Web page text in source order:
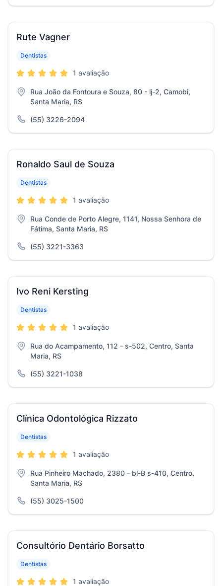
Rute Vagner
Dentistas
1 avaliação
Rua João da Fontoura e Souza, 80 - lj-2, Camobi,
Santa Maria, RS
(55) 3226-2094
Ronaldo Saul de Souza
Dentistas
1 avaliação
Rua Conde de Porto Alegre, 1141, Nossa Senhora de
Fátima, Santa Maria, RS
(55) 3221-3363
Ivo Reni Kersting
Dentistas
1 avaliação
Rua do Acampamento, 112 - s-502, Centro, Santa
Maria, RS
(55) 3221-1038
Clínica Odontológica Rizzato
Dentistas
1 avaliação
Rua Pinheiro Machado, 2380 - bl-B s-410, Centro,
Santa Maria, RS
(55) 3025-1500
Consultório Dentário Borsatto
Dentistas
1 avaliação